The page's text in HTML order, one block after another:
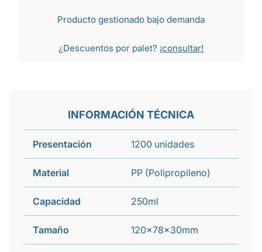
Producto gestionado bajo demanda
¿Descuentos por palet? ¡consultar!
INFORMACIÓN TÉCNICA
Presentación 1200 unidades
Material PP (Polipropileno)
Capacidad 250ml
Tamaño 120x78x30mm